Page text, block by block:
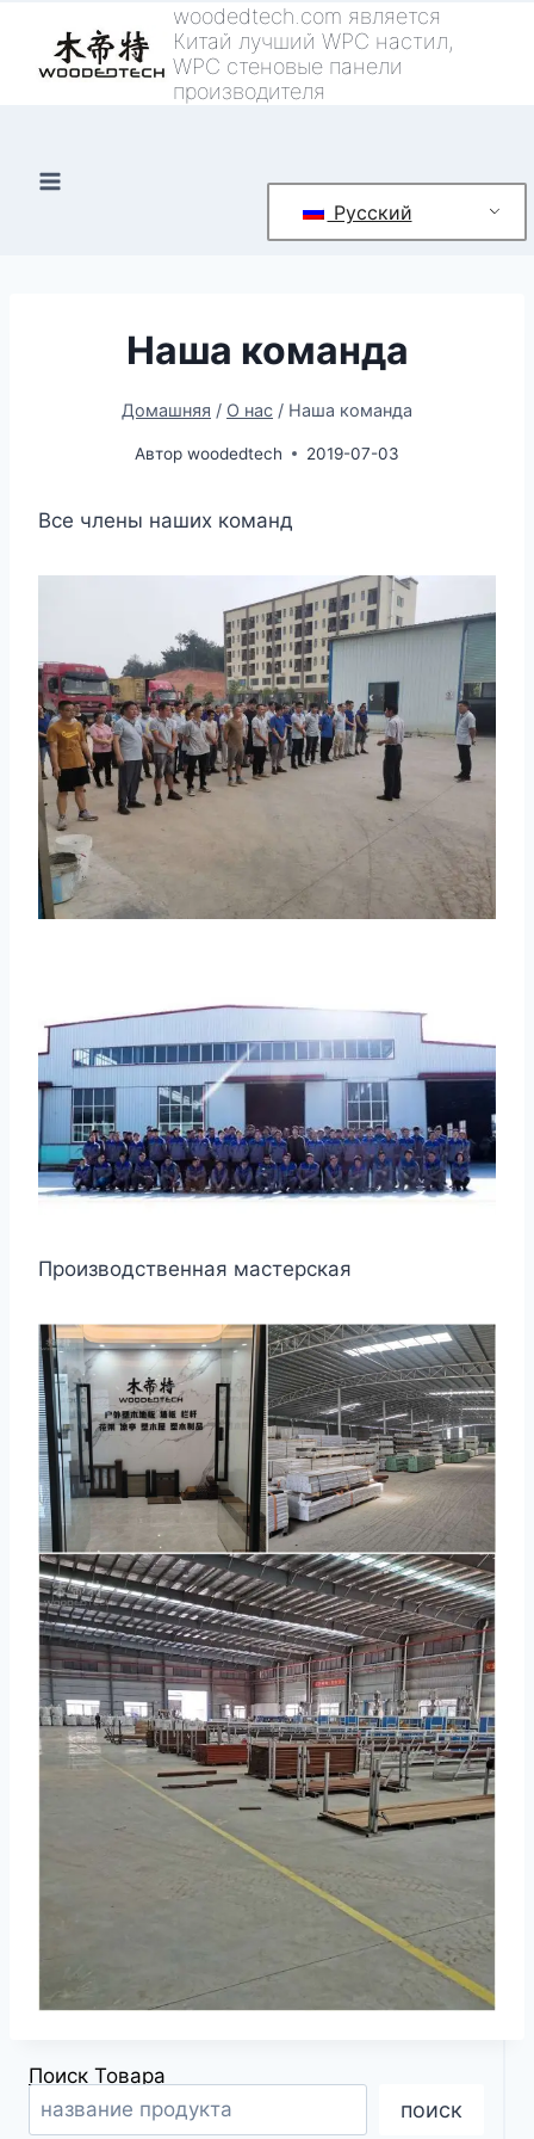
контенту
woodedtech.com является
Китай лучший WPC настил,
WPC стеновые панели
производителя
Русский
Наша команда
Домашняя / О нас / Наша команда
Автор woodedtech 2019-07-03
Все члены наших команд
Производственная мастерская
Поиск Товара
поиск